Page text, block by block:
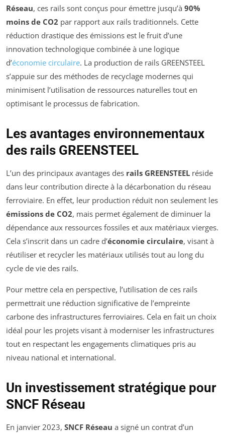
Réseau, ces rails sont conçus pour émettre jusqu’à 90%
moins de CO2 par rapport aux rails traditionnels. Cette
réduction drastique des émissions est le fruit d’une
innovation technologique combinée à une logique
d’économie circulaire. La production de rails GREENSTEEL
s’appuie sur des méthodes de recyclage modernes qui
minimisent l’utilisation de ressources naturelles tout en
optimisant le processus de fabrication.
Les avantages environnementaux
des rails GREENSTEEL
L’un des principaux avantages des rails GREENSTEEL réside
dans leur contribution directe à la décarbonation du réseau
ferroviaire. En effet, leur production réduit non seulement les
émissions de CO2, mais permet également de diminuer la
dépendance aux ressources fossiles et aux matériaux vierges.
Cela s’inscrit dans un cadre d’économie circulaire, visant à
réutiliser et recycler les matériaux utilisés tout au long du
cycle de vie des rails.
Pour mettre cela en perspective, l’utilisation de ces rails
permettrait une réduction significative de l’empreinte
carbone des infrastructures ferroviaires. Cela en fait un choix
idéal pour les projets visant à moderniser les infrastructures
tout en respectant les engagements climatiques pris au
niveau national et international.
Un investissement stratégique pour
SNCF Réseau
En janvier 2023, SNCF Réseau a signé un contrat d’un